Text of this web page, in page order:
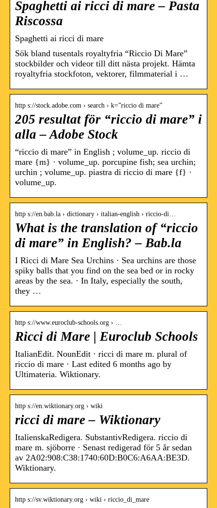
Spaghetti ai ricci di mare – Pasta
Riscossa
Spaghetti ai ricci di mare
Sök bland tusentals royaltyfria “Riccio Di Mare”
stockbilder och videor till ditt nästa projekt. Hämta
royaltyfria stockfoton, vektorer, filmmaterial i …
http s://stock.adobe.com › search › k=”riccio di mare”
205 resultat för “riccio di mare” i
alla – Adobe Stock
“riccio di mare” in English ; volume_up. riccio di
mare {m} · volume_up. porcupine fish; sea urchin;
urchin ; volume_up. piastra di riccio di mare {f} ·
volume_up.
http s://en.bab.la › dictionary › italian-english › riccio-di…
What is the translation of “riccio
di mare” in English? – Bab.la
I Ricci di Mare Sea Urchins · Sea urchins are those
spiky balls that you find on the sea bed or in rocky
areas by the sea. · In Italy, especially the south,
they …
http s://www.euroclub-schools.org › …
Ricci di Mare | Euroclub Schools
ItalianEdit. NounEdit · ricci di mare m. plural of
riccio di mare · Last edited 6 months ago by
Ultimateria. Wiktionary.
http s://en.wiktionary.org › wiki
ricci di mare – Wiktionary
ItalienskaRedigera. SubstantivRedigera. riccio di
mare m. sjöborre · Senast redigerad för 5 år sedan
av 2A02:908:C38:1740:60D:B0C6:A6AA:BE3D.
Wiktionary.
http s://sv.wiktionary.org › wiki › riccio_di_mare